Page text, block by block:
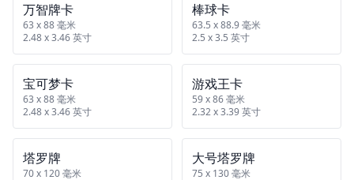
万智牌卡
63 x 88 毫米
2.48 x 3.46 英寸
棒球卡
63.5 x 88.9 毫米
2.5 x 3.5 英寸
宝可梦卡
63 x 88 毫米
2.48 x 3.46 英寸
游戏王卡
59 x 86 毫米
2.32 x 3.39 英寸
塔罗牌
70 x 120 毫米
大号塔罗牌
75 x 130 毫米